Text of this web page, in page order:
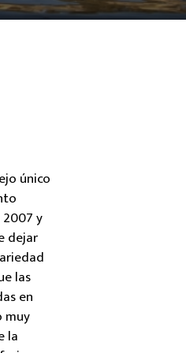
único
y
dejar
las
en
muy
la